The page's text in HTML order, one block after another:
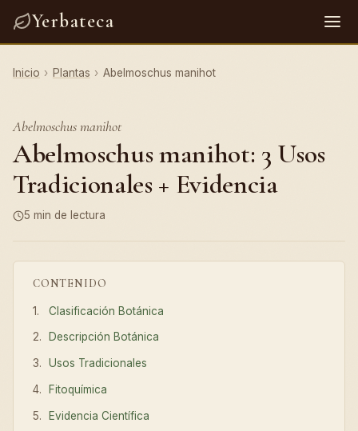
Yerbateca
Inicio › Plantas › Abelmoschus manihot
Abelmoschus manihot
Abelmoschus manihot: 3 Usos
Tradicionales + Evidencia
5 min de lectura
CONTENIDO
Clasificación Botánica
Descripción Botánica
Usos Tradicionales
Fitoquímica
Evidencia Científica